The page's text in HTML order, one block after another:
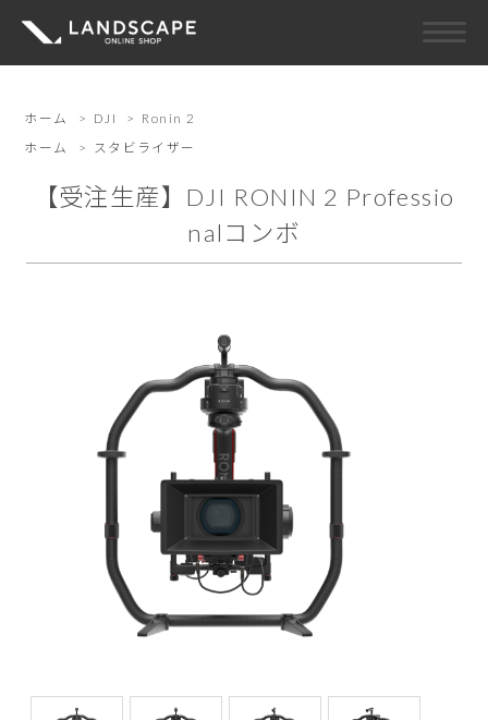
ホーム > DJI > Ronin 2
ホーム
> スタビライザー
【受注生産】DJI RONIN 2 Professio
nalコンボ